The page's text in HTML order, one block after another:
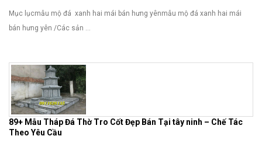
Mục lụcmẫu mộ đá xanh hai mái bán hưng yênmẫu mộ đá xanh hai mái
bán hưng yên /Các sản ...
89+ Mẫu Tháp Đá Thờ Tro Cốt Đẹp Bán Tại tây ninh – Chế Tác
Theo Yêu Cầu